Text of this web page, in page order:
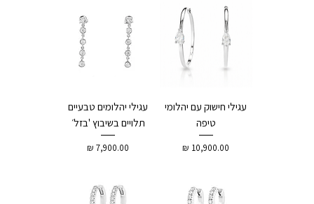
עגילי חישוק עם יהלומי
טיפה
מחיר
עגילי יהלומים טבעיים
תלויים בשיבוץ 'בזל׳
מחיר